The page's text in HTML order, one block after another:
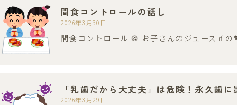
間食コントロールの話し
2026年3月30日
間食コントロール 🍪 お子さんのジュース🧃
「乳歯だから大丈夫」は危険！永久歯
2026年3月29日